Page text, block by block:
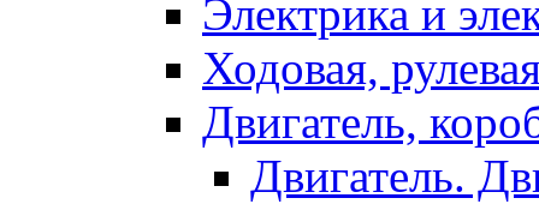
Электрика и
Ходовая,
Двигатель,
Двигатель.